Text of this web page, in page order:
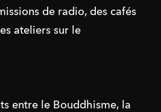
de radio, des cafés
ateliers sur le
entre le Bouddhisme, la